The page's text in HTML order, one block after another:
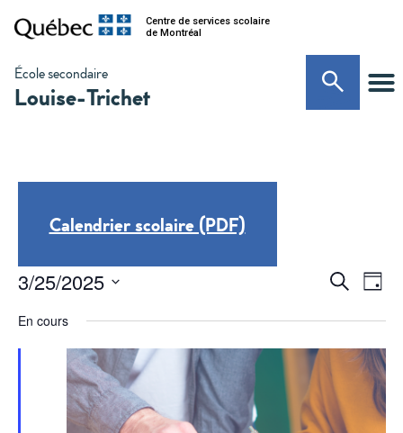
Centre de services scolaire
de Montréal
École secondaire
Louise-Trichet
Calendrier scolaire (PDF)
de
vues
Recherche
Jour
3/25/2025
une
En cours